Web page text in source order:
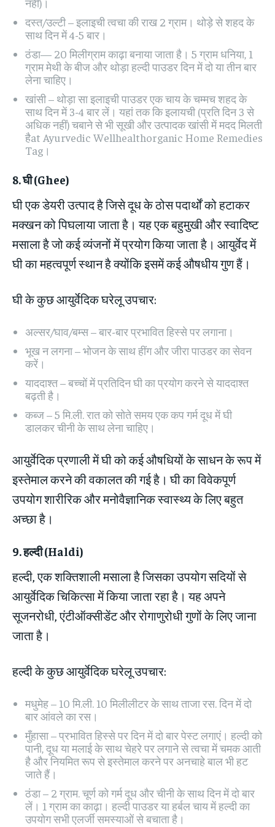
नहीं)।
दस्त/उल्टी – इलाइची त्वचा की राख 2 ग्राम। थोड़े से शहद के
साथ दिन में 4-5 बार।
ठंडा— 20 मिलीग्राम काढ़ा बनाया जाता है। 5 ग्राम धनिया, 1
ग्राम मेथी के बीज और थोड़ा हल्दी पाउडर दिन में दो या तीन बार
लेना चाहिए।
खांसी – थोड़ा सा इलाइची पाउडर एक चाय के चम्मच शहद के
साथ दिन में 3-4 बार लें। यहां तक ​​कि इलायची (प्रति दिन 3 से
अधिक नहीं) चबाने से भी सूखी और उत्पादक खांसी में मदद मिलती
हैat Ayurvedic Wellhealthorganic Home Remedies
Tag।
8.घी(Ghee)
घी एक डेयरी उत्पाद है जिसे दूध के ठोस पदार्थों को हटाकर
मक्खन को पिघलाया जाता है। यह एक बहुमुखी और स्वादिष्ट
मसाला है जो कई व्यंजनों में प्रयोग किया जाता है। आयुर्वेद में
घी का महत्वपूर्ण स्थान है क्योंकि इसमें कई औषधीय गुण हैं।
घी के कुछ आयुर्वेदिक घरेलू उपचार:
अल्सर/घाव/बम्स – बार-बार प्रभावित हिस्से पर लगाना।
भूख न लगना – भोजन के साथ हींग और जीरा पाउडर का सेवन
करें।
याददाश्त – बच्चों में प्रतिदिन घी का प्रयोग करने से याददाश्त
बढ़ती है।
कब्ज – 5 मि.ली. रात को सोते समय एक कप गर्म दूध में घी
डालकर चीनी के साथ लेना चाहिए।
आयुर्वेदिक प्रणाली में घी को कई औषधियों के साधन के रूप में
इस्तेमाल करने की वकालत की गई है। घी का विवेकपूर्ण
उपयोग शारीरिक और मनोवैज्ञानिक स्वास्थ्य के लिए बहुत
अच्छा है।
9.हल्दी(Haldi)
हल्दी, एक शक्तिशाली मसाला है जिसका उपयोग सदियों से
आयुर्वेदिक चिकित्सा में किया जाता रहा है। यह अपने
सूजनरोधी, एंटीऑक्सीडेंट और रोगाणुरोधी गुणों के लिए जाना
जाता है।
हल्दी के कुछ आयुर्वेदिक घरेलू उपचार:
मधुमेह – 10 मि.ली. 10 मिलीलीटर के साथ ताजा रस. दिन में दो
बार आंवले का रस।
मुँहासा – प्रभावित हिस्से पर दिन में दो बार पेस्ट लगाएं। हल्दी को
पानी, दूध या मलाई के साथ चेहरे पर लगाने से त्वचा में चमक आती
है और नियमित रूप से इस्तेमाल करने पर अनचाहे बाल भी हट
जाते हैं।
ठंडा – 2 ग्राम. चूर्ण को गर्म दूध और चीनी के साथ दिन में दो बार
लें। 1 ग्राम का काढ़ा। हल्दी पाउडर या हर्बल चाय में हल्दी का
उपयोग सभी एलर्जी समस्याओं से बचाता है।